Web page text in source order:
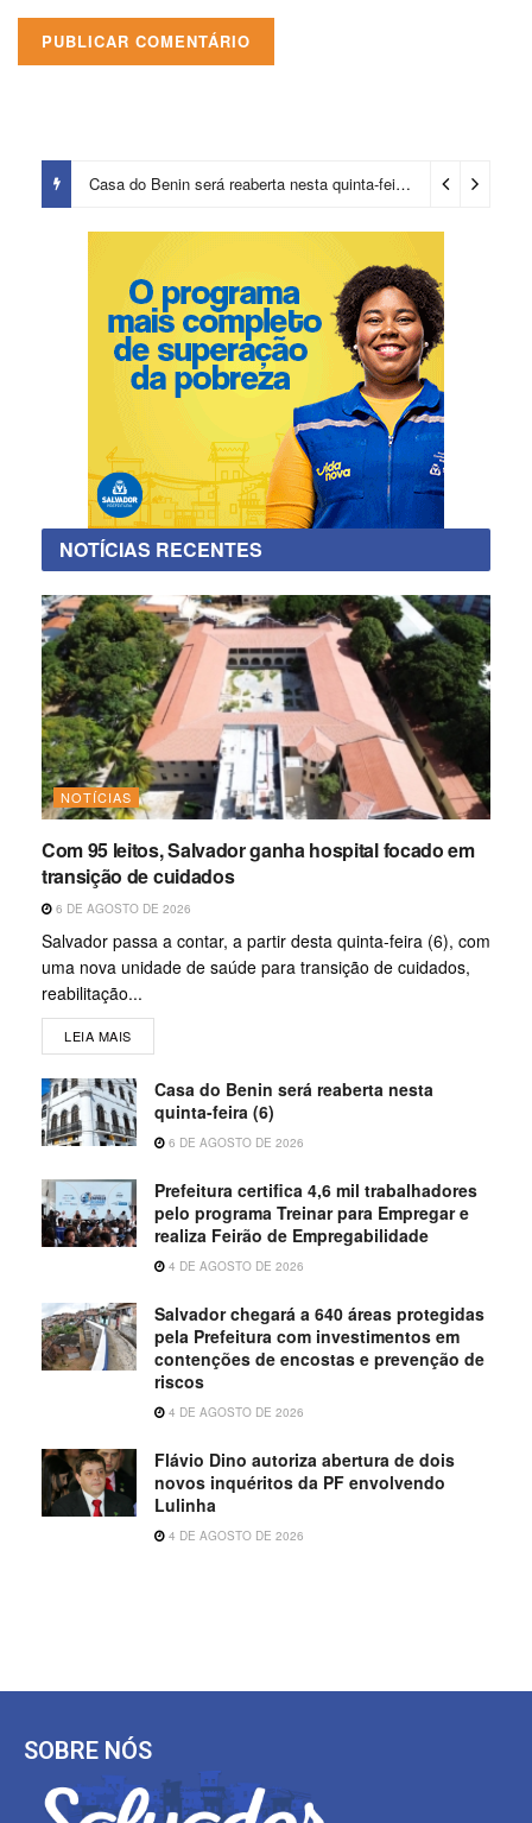
Casa do Benin será reaberta nesta quinta-feira (6) 16 horas ago
NOTÍCIAS RECENTES
NOTÍCIAS
Com 95 leitos, Salvador ganha hospital focado em
transição de cuidados
6 DE AGOSTO DE 2026
Salvador passa a contar, a partir desta quinta-feira (6), com
uma nova unidade de saúde para transição de cuidados,
reabilitação...
LEIA MAIS
Casa do Benin será reaberta nesta
quinta-feira (6)
6 DE AGOSTO DE 2026
Prefeitura certifica 4,6 mil trabalhadores
pelo programa Treinar para Empregar e
realiza Feirão de Empregabilidade
4 DE AGOSTO DE 2026
Salvador chegará a 640 áreas protegidas
pela Prefeitura com investimentos em
contenções de encostas e prevenção de
riscos
4 DE AGOSTO DE 2026
Flávio Dino autoriza abertura de dois
novos inquéritos da PF envolvendo
Lulinha
4 DE AGOSTO DE 2026
SOBRE NÓS